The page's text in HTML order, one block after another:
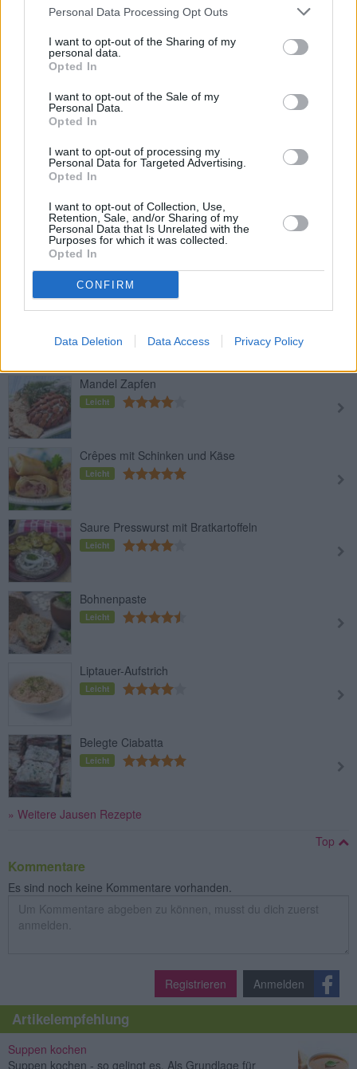
Personal Data Processing Opt Outs
I want to opt-out of the Sharing of my
personal data.
Opted In
I want to opt-out of the Sale of my
Personal Data.
Opted In
I want to opt-out of processing my
Personal Data for Targeted Advertising.
Opted In
I want to opt-out of Collection, Use,
Retention, Sale, and/or Sharing of my
Personal Data that Is Unrelated with the
Purposes for which it was collected.
Opted In
CONFIRM
Data Deletion Data Access Privacy Policy
Leicht
Spargel mit Rehschinken und
überbackenen Käse
Blechtoast
Cremeschnitte pikant
Leicht
Pilz-Topfkuchen
Mandel Zapfen
Leicht
Crêpes mit Schinken und Käse
Leicht
Saure Presswurst mit Bratkartoffeln
Leicht
Bohnenpaste
Leicht
Liptauer-Aufstrich
Leicht
Belegte Ciabatta
Leicht
» Weitere Jausen Rezepte
Top
Kommentare
Es sind noch keine Kommentare vorhanden.
Registrieren Anmelden
Artikelempfehlung
Suppen kochen
Suppen kochen - so gelingt es. Als Grundlage für